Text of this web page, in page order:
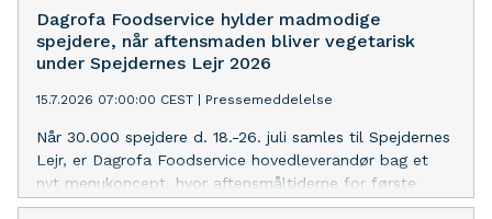
Dagrofa Foodservice hylder madmodige
spejdere, når aftensmaden bliver vegetarisk
under Spejdernes Lejr 2026
15.7.2026 07:00:00 CEST Pressemeddelelse
Når 30.000 spejdere d. 18.-26. juli samles til Spejdernes
Lejr, er Dagrofa Foodservice hovedleverandør bag et
nyt menukoncept, hvor aftensmåltiderne for første
gang er 100% vegetariske. Til formålet har Dagrofa